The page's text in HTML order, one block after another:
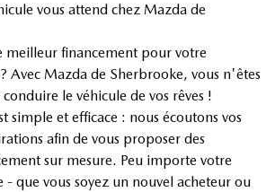
vous attend chez Mazda de
meilleur financement pour votre
Avec Mazda de Sherbrooke, vous n'êtes
le véhicule de vos rêves !
simple et efficace : nous écoutons vos
afin de vous proposer des
sur mesure. Peu importe votre
- que vous soyez un nouvel acheteur ou